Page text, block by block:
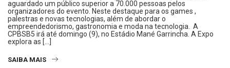
aguardado um público superior a 70.000 pessoas pelos
organizadores do evento. Neste destaque para os games ,
palestras e novas tecnologias, além de abordar o
empreendedorismo, gastronomia e moda na tecnologia. A
CPBSB5 irá até domingo (9), no Estádio Mané Garrincha. A Expo
explora as […]
SAIBA MAIS